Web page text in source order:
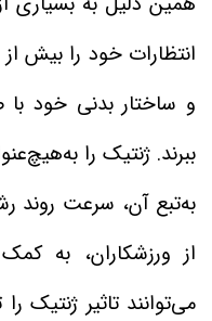
انتظارات خود را بیش
و ساختار بدنی خود
ببرند. ژنتیک را
به‌تبع آن، سرعت روند
از ورزشکاران، به
می‌توانند تاثیر ژنتیک